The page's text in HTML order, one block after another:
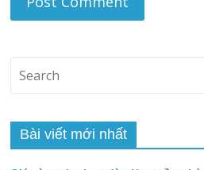
Bài viết mới nhất